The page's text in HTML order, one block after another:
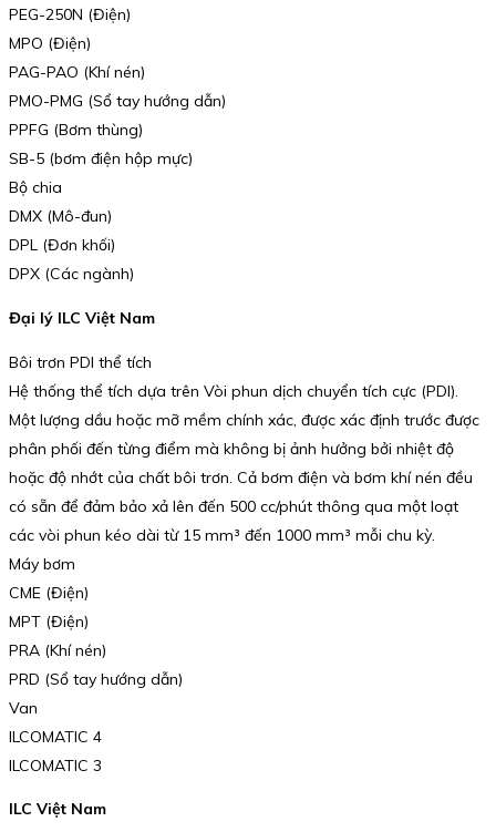
PEG-250N (Điện)
MPO (Điện)
PAG-PAO (Khí nén)
PMO-PMG (Sổ tay hướng dẫn)
PPFG (Bơm thùng)
SB-5 (bơm điện hộp mực)
Bộ chia
DMX (Mô-đun)
DPL (Đơn khối)
DPX (Các ngành)
Đại lý ILC Việt Nam
Bôi trơn PDI thể tích
Hệ thống thể tích dựa trên Vòi phun dịch chuyển tích cực (PDI).
Một lượng dầu hoặc mỡ mềm chính xác, được xác định trước được
phân phối đến từng điểm mà không bị ảnh hưởng bởi nhiệt độ
hoặc độ nhớt của chất bôi trơn. Cả bơm điện và bơm khí nén đều
có sẵn để đảm bảo xả lên đến 500 cc/phút thông qua một loạt
các vòi phun kéo dài từ 15 mm³ đến 1000 mm³ mỗi chu kỳ.
Máy bơm
CME (Điện)
MPT (Điện)
PRA (Khí nén)
PRD (Sổ tay hướng dẫn)
Van
ILCOMATIC 4
ILCOMATIC 3
ILC Việt Nam